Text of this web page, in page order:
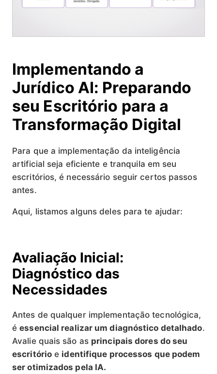
Implementando a
Jurídico AI: Preparando
seu Escritório para a
Transformação Digital
Para que a implementação da inteligência
artificial seja eficiente e tranquila em seu
escritórios, é necessário seguir certos passos
antes.
Aqui, listamos alguns deles para te ajudar:
Avaliação Inicial:
Diagnóstico das
Necessidades
Antes de qualquer implementação tecnológica,
éessencial realizar um diagnóstico detalhado.
Avalie quais são as principais dores do seu
escritório e identifique processos que podem
ser otimizados pela IA.